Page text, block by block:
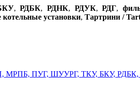
,РДБК, РДНК, РДУК,РДГ,
котельные установки, Тартрини /